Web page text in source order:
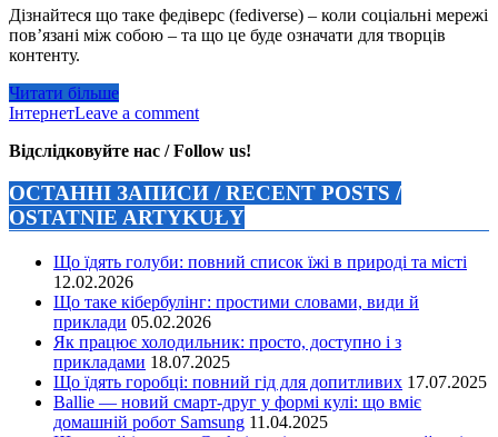
Дізнайтеся що таке федіверс (fediverse) – коли соціальні мережі
пов’язані між собою – та що це буде означати для творців
контенту.
Читати більше
ІнтернетLeave a comment
Відслідковуйте нас / Follow us!
ОСТАННІ ЗАПИСИ / RECENT POSTS /
OSTATNIE ARTYKUŁY
Що їдять голуби: повний список їжі в природі та місті
12.02.2026
Що таке кібербулінг: простими словами, види й
приклади 05.02.2026
Як працює холодильник: просто, доступно і з
прикладами 18.07.2025
Що їдять горобці: повний гід для допитливих 17.07.2025
Ballie — новий смарт-друг у формі кулі: що вміє
домашній робот Samsung 11.04.2025